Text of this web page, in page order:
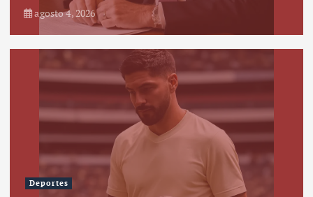
agosto 4, 2026
Deportes